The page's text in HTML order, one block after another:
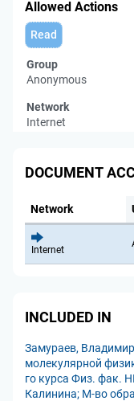
Allowed Actions
Read
Group
Anonymous
Network
Internet
DOCUMENT
Network
Internet
INCLUDED IN
Замураев,
молекулярной
го курса Физ. фак.
Калинина; М-во